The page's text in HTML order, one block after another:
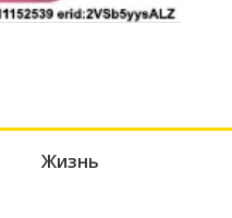
Жизнь